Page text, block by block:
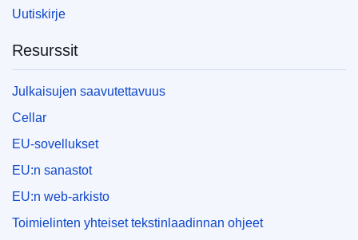
Uutiskirje
Resurssit
Julkaisujen saavutettavuus
Cellar
EU-sovellukset
EU:n sanastot
EU:n web-arkisto
Toimielinten yhteiset tekstinlaadinnan ohjeet